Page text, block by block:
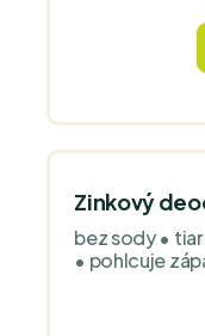
je příjemný i
vůně s tóny
přirozeně a
Zinkový
bez sody •
• pohlcuje